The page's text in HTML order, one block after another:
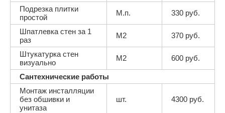
Подрезка плитки
простой
М.п. 330 руб.
Шпатлевка стен за 1
раз
М2 370 руб.
Штукатурка стен
визуально
М2 600 руб.
Сантехнические работы
Монтаж инсталляции
без обшивки и
унитаза
шт. 4300 руб.